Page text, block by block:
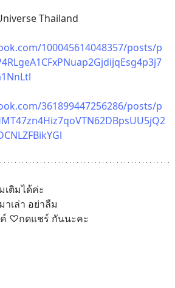
Thailand
100045614048357/posts/p
361899447256286/posts/p
เติมได้ค่ะ
เล่า อย่าลืม
♡กดแชร์ กันนะคะ